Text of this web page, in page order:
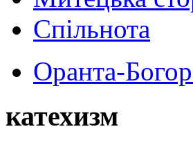
Спільнота
Оранта-
катехизм